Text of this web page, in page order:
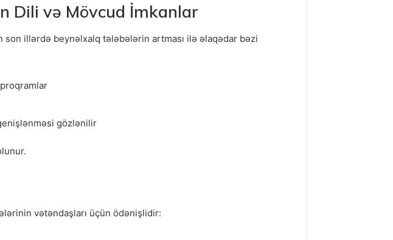
Dili və Mövcud İmkanlar
illərdə beynəlxalq tələbələrin artması ilə əlaqədar bəzi
gözlənilir
vətəndaşları üçün ödənişlidir: